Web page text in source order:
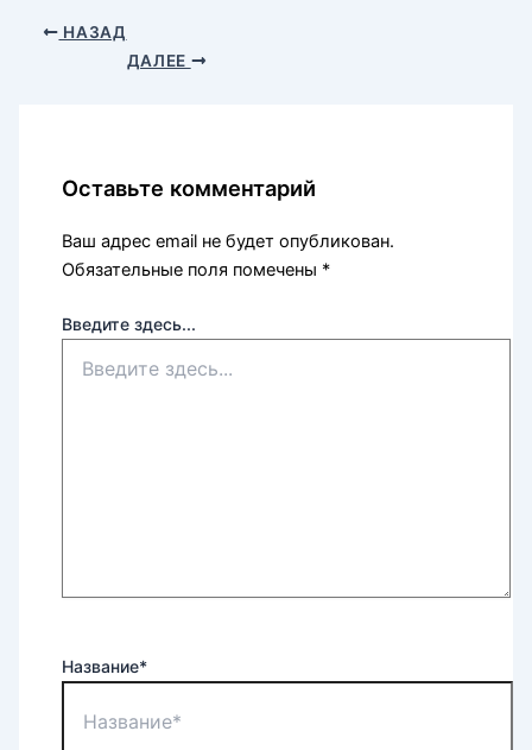
НАЗАД
ДАЛЕЕ
Оставьте комментарий
Ваш адрес email не будет опубликован.
Обязательные поля помечены *
Введите здесь...
Название*